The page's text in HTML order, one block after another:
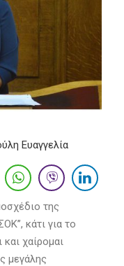
Ευαγγελία
της
κάτι για το
χαίρομαι
μεγάλης